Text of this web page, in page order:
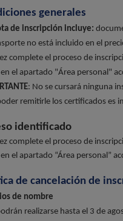
generales
de inscripción incluye:
no está incluido en el
complete el proceso de
el apartado "Área personal"
: No se cursará ninguna
remitirle los certificados es
identificado
complete el proceso de
el apartado “Área personal”
de cancelación de
de nombre
realizarse hasta el 3 de